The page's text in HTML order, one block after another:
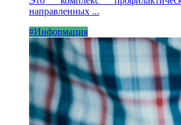
направленных ...
#Информация